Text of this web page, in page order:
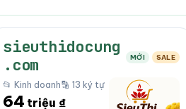
sieuthidocung
.com
MỚI SALE
📂 Kinh doanh🔡 13 ký tự
64 triệu ₫